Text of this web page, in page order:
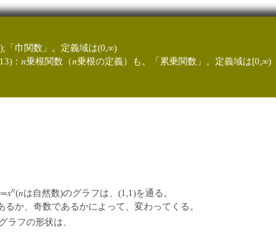
「巾関数」。定義域は(0,∞)
： n乗根関数（n乗根の定義）も。「累乗関数」。定義域は[0,∞)
n(nは自然数)のグラフは、(1,1)を通る。
るか、奇数であるかによって、変わってくる。
ラフの形状は、